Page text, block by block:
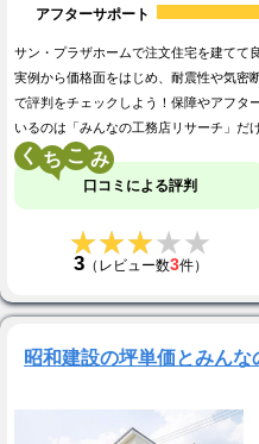
アフターサポート
サン・プラザホームで注文住宅を建てて
実例から価格面をはじめ、耐震性や気密
で評判をチェックしよう！保障やアフタ
いるのは「みんなの工務店リサーチ」だ
く こ
口コミによる評判
★★★★★
★★★★★
3（レビュー数3件）
昭和建設の坪単価とみんな